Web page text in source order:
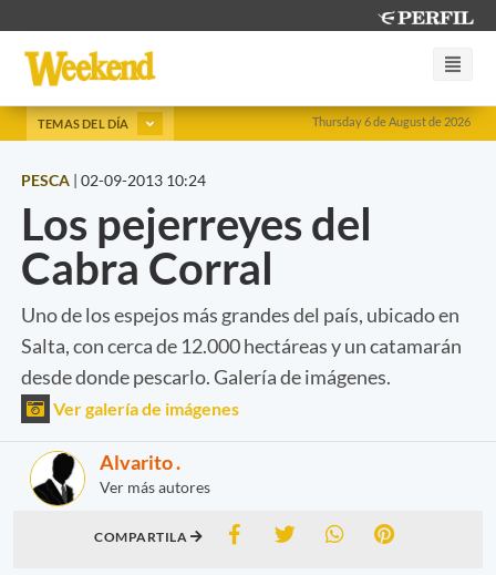
Thursday 6 de August de 2026
TEMAS DEL DÍA
PESCA | 02-09-2013 10:24
Los pejerreyes del
Cabra Corral
Uno de los espejos más grandes del país, ubicado en
Salta, con cerca de 12.000 hectáreas y un catamarán
desde donde pescarlo. Galería de imágenes.
Ver galería de imágenes
Alvarito .
Ver más autores
COMPARTILA